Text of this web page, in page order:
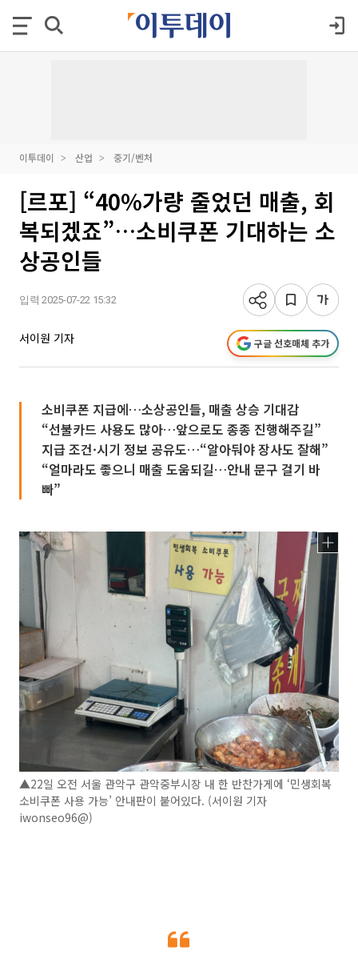
이투데이 산업 중기/벤처
[르포] “40%가량 줄었던 매출, 회
복되겠죠”…소비쿠폰 기대하는 소
상공인들
입력 2025-07-22 15:32
서이원 기자 구글 선호매체 추가
소비쿠폰 지급에…소상공인들, 매출 상승 기대감
“선불카드 사용도 많아…앞으로도 종종 진행해주길”
지급 조건·시기 정보 공유도…“알아둬야 장사도 잘해”
“얼마라도 좋으니 매출 도움되길…안내 문구 걸기 바
빠”
▲22일 오전 서울 관악구 관악중부시장 내 한 반찬가게에 ‘민생회복
소비쿠폰 사용 가능’ 안내판이 붙어있다. (서이원 기자
iwonseo96@)